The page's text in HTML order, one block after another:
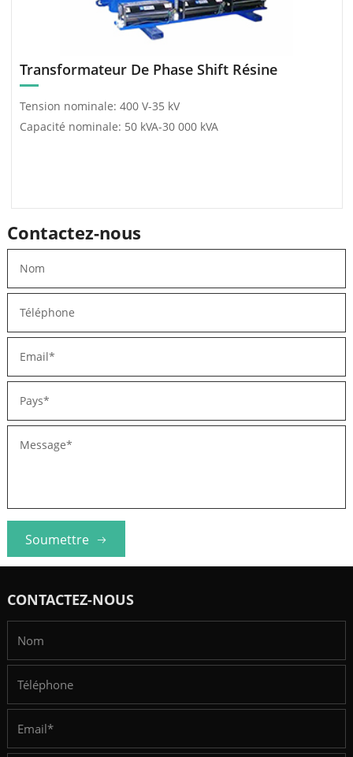
Transformateur De Phase Shift Résine
Tension nominale: 400 V-35 kV
Capacité nominale: 50 kVA-30 000 kVA
Contactez-nous
Soumettre
CONTACTEZ-NOUS